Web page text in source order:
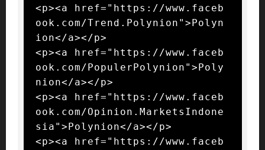
<p><a href="https://www.faceb
ook.com/Trend.Polynion">Polyn
ion</a></p>
<p><a href="https://www.faceb
ook.com/PopulerPolynion">Poly
nion</a></p>
<p><a href="https://www.faceb
ook.com/Opinion.MarketsIndone
sia">Polynion</a></p>
<p><a href="https://www.faceb